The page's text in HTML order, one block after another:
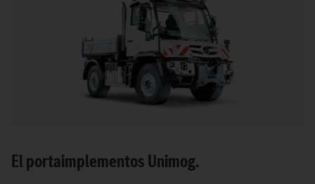
El portaimplementos Unimog.